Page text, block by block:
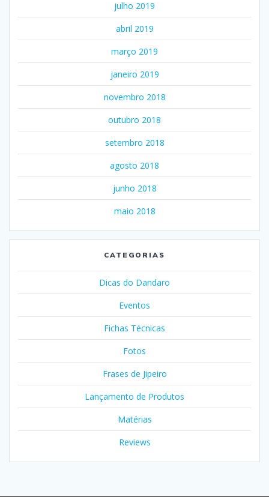
julho 2019
abril 2019
março 2019
janeiro 2019
novembro 2018
outubro 2018
setembro 2018
agosto 2018
junho 2018
maio 2018
CATEGORIAS
Dicas do Dandaro
Eventos
Fichas Técnicas
Fotos
Frases de Jipeiro
Lançamento de Produtos
Matérias
Reviews